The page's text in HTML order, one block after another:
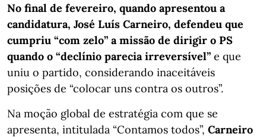
No final de fevereiro, quando apresentou a
candidatura, José Luís Carneiro, defendeu que
cumpriu “com zelo” a missão de dirigir o PS
quando o “declínio parecia irreversível” e que
uniu o partido, considerando inaceitáveis
posições de “colocar uns contra os outros”.
Na moção global de estratégia com que se
apresenta, intitulada “Contamos todos”, Carneiro